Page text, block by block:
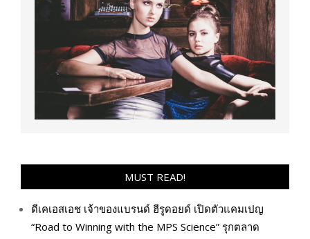
MUST READ!
ดีเคเอสเอช เจ้าของแบรนด์ ฮีรูดอยด์ เปิดตัวแคมเปญ
“Road to Winning with the MPS Science” รุกตลาด